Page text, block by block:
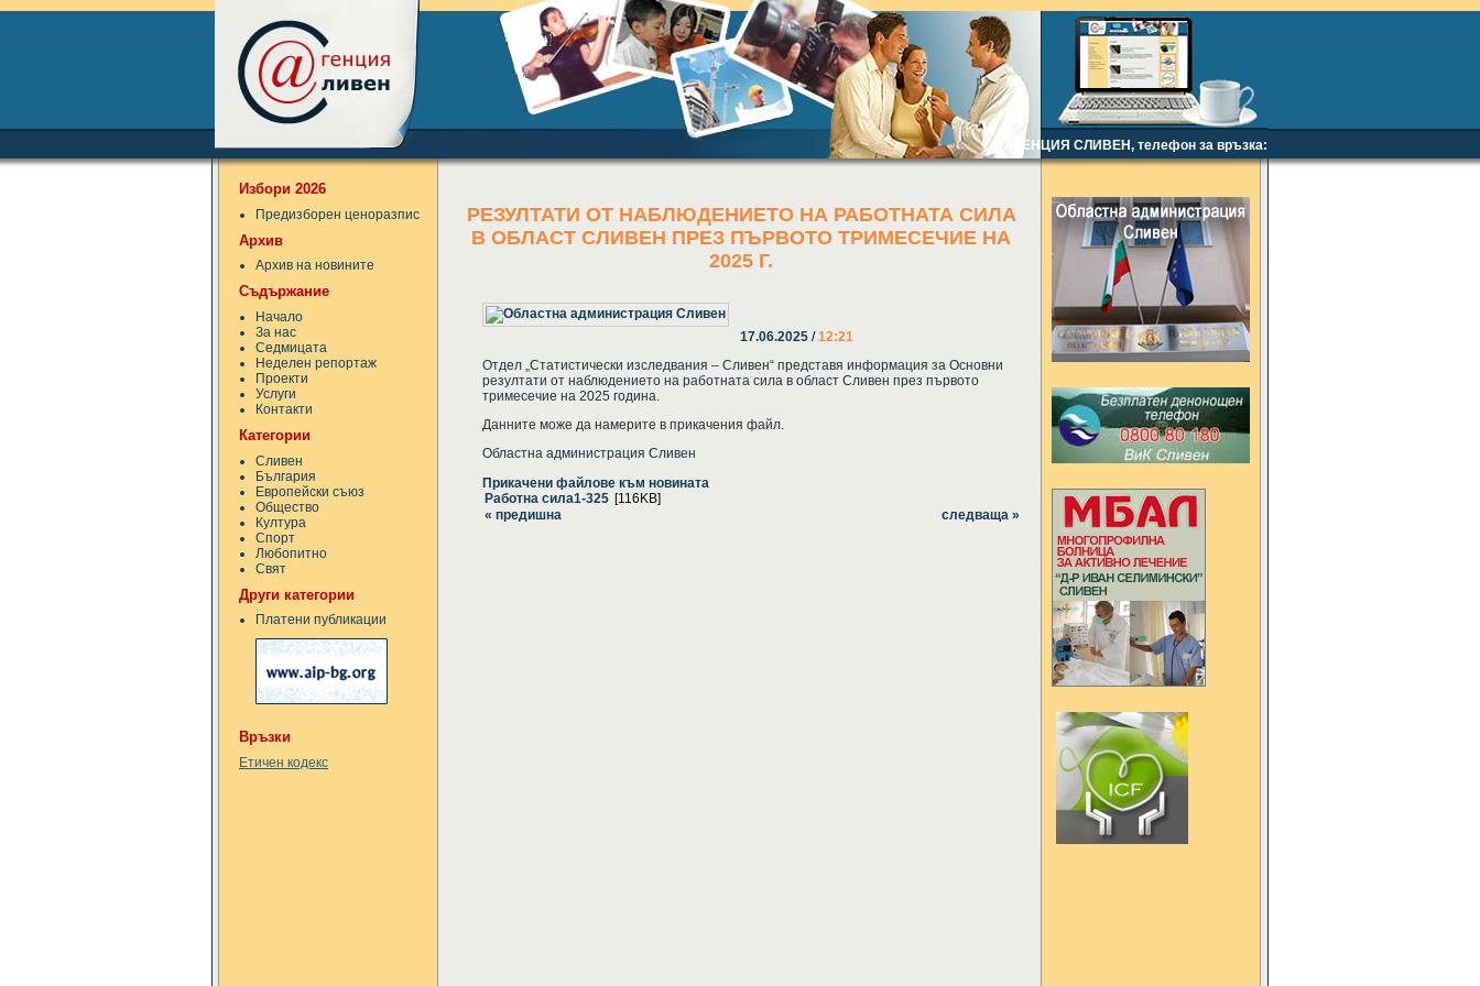
АГЕНЦИЯ СЛИВЕН, телефон за връзка: +359886438912, e-mail:
Избори 2026
Предизборен ценоразпис
Архив
Архив на новините
Съдържание
Начало
За нас
Седмицата
Неделен репортаж
Проекти
Услуги
Контакти
Категории
Сливен
България
Европейски съюз
Общество
Култура
Спорт
Любопитно
Свят
Други категории
Платени публикации
Връзки
Етичен кодекс
РЕЗУЛТАТИ ОТ НАБЛЮДЕНИЕТО НА РАБОТНАТА СИЛА
В ОБЛАСТ СЛИВЕН ПРЕЗ ПЪРВОТО ТРИМЕСЕЧИЕ НА
2025 Г.
17.06.2025 /12:21
Отдел „Статистически изследвания – Сливен“ представя информация за Основни
резултати от наблюдението на работната сила в област Сливен през първото
тримесечие на 2025 година.
Данните може да намерите в прикачения файл.
Областна администрация Сливен
Прикачени файлове към новината
Работна сила1-325 [116KB]
« предишна
следваща »